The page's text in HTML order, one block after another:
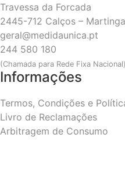
Travessa da Forcada
2445-712 Calços –
geral@medidaunica.pt
244 580 180
(Chamada para Rede Fixa Nacional)
Informações
Termos, Condições e
Livro de Reclamações
Arbitragem de Consumo